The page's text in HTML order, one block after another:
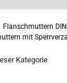
Flanschmuttern
mit
Kategorie